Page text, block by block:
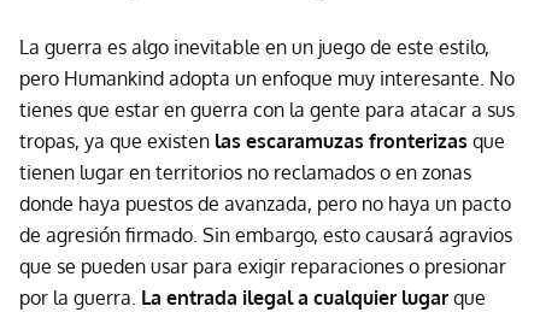
La guerra es algo inevitable en un juego de este estilo,
pero Humankind adopta un enfoque muy interesante. No
tienes que estar en guerra con la gente para atacar a sus
tropas, ya que existen las escaramuzas fronterizas que
tienen lugar en territorios no reclamados o en zonas
donde haya puestos de avanzada, pero no haya un pacto
de agresión firmado. Sin embargo, esto causará agravios
que se pueden usar para exigir reparaciones o presionar
por la guerra. La entrada ilegal a cualquier lugar que